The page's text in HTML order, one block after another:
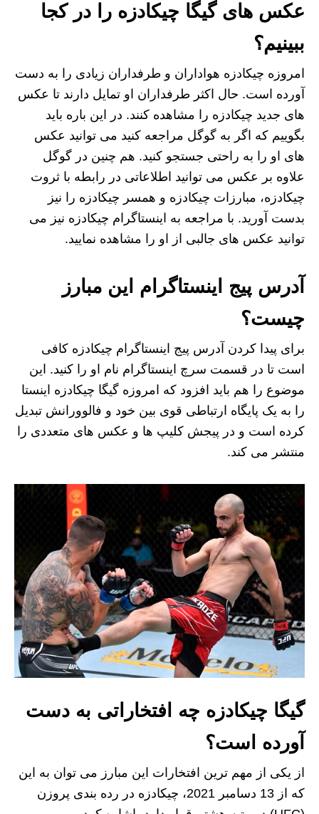
عکس های گیگا چیکادزه را در کجا
ببینیم؟
امروزه چیکادزه هواداران و طرفداران زیادی را به دست
آورده است. حال اکثر طرفداران او تمایل دارند تا عکس
های جدید چیکادزه را مشاهده کنند. در این باره باید
بگوییم که اگر به گوگل مراجعه کنید می‌ توانید عکس‌
های او را به راحتی جستجو کنید. هم چنین در گوگل
علاوه بر عکس می توانید اطلاعاتی در رابطه با ثروت
چیکادزه، مبارزات چیکادزه و همسر چیکادزه را نیز
بدست آورید. با مراجعه به اینستاگرام چیکادزه نیز می‌
توانید عکس‌ های جالبی از او را مشاهده نمایید.
آدرس پیج اینستاگرام این مبارز
چیست؟
برای پیدا کردن آدرس پیج اینستاگرام چیکادزه کافی
است تا در قسمت سرچ اینستاگرام نام او را کنید. این
موضوع را هم باید افزود که امروزه گیگا چیکادزه اینستا
را به یک پایگاه ارتباطی قوی بین خود و فالوورانش تبدیل
کرده است و در پیجش کلیپ ها و عکس های متعددی را
منتشر می‌ کند.
گیگا چیکادزه چه افتخاراتی به دست
آورده است؟
از یکی از مهم ترین افتخارات این مبارز می توان به این
که از 13 دسامبر 2021، چیکادزه در رده بندی پروزن